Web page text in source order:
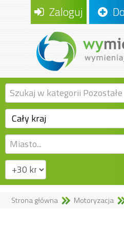
Zaloguj
Strona główna Motoryzacja